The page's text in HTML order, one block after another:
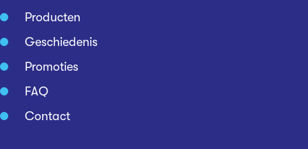
Producten
Geschiedenis
Promoties
FAQ
Contact